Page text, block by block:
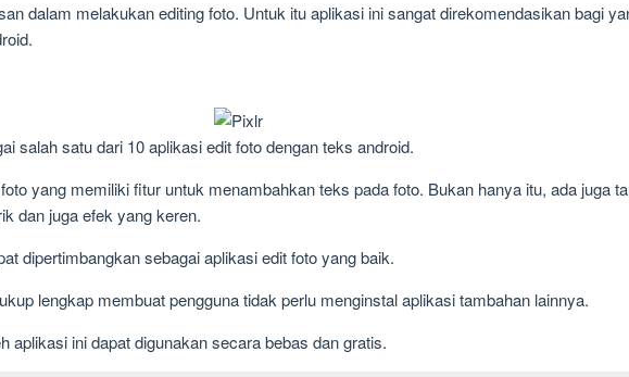
dalam melakukan editing foto. Untuk itu aplikasi ini sangat direkomendasikan bagi
salah satu dari 10 aplikasi edit foto dengan teks android.
yang memiliki fitur untuk menambahkan teks pada foto. Bukan hanya itu, ada juga
dan juga efek yang keren.
dipertimbangkan sebagai aplikasi edit foto yang baik.
lengkap membuat pengguna tidak perlu menginstal aplikasi tambahan lainnya.
aplikasi ini dapat digunakan secara bebas dan gratis.